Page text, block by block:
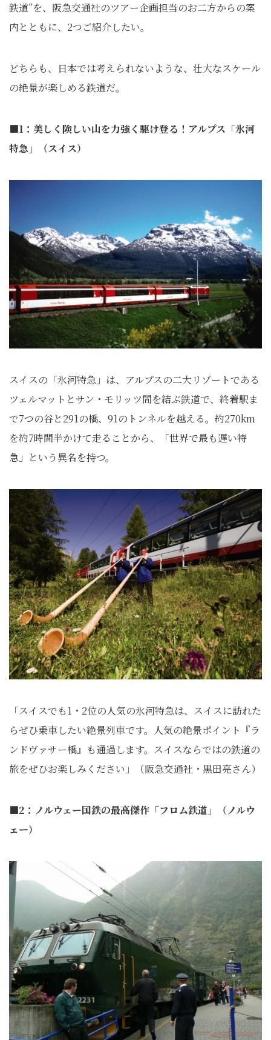
鉄道”を、阪急交通社のツアー企画担当のお二方からの案
内とともに、2つご紹介したい。
どちらも、日本では考えられないような、壮大なスケール
の絶景が楽しめる鉄道だ。
■1：美しく険しい山を力強く駆け登る！アルプス「氷河
特急」（スイス）
スイスの「氷河特急」は、アルプスの二大リゾートである
ツェルマットとサン・モリッツ間を結ぶ鉄道で、終着駅ま
で7つの谷と291の橋、91のトンネルを越える。約270km
を約7時間半かけて走ることから、「世界で最も遅い特
急」という異名を持つ。
「スイスでも1・2位の人気の氷河特急は、スイスに訪れた
らぜひ乗車したい絶景列車です。人気の絶景ポイント『ラ
ンドヴァサー橋』も通過します。スイスならではの鉄道の
旅をぜひお楽しみください」（阪急交通社・黒田亮さん）
■2：ノルウェー国鉄の最高傑作「フロム鉄道」（ノルウ
ェー）